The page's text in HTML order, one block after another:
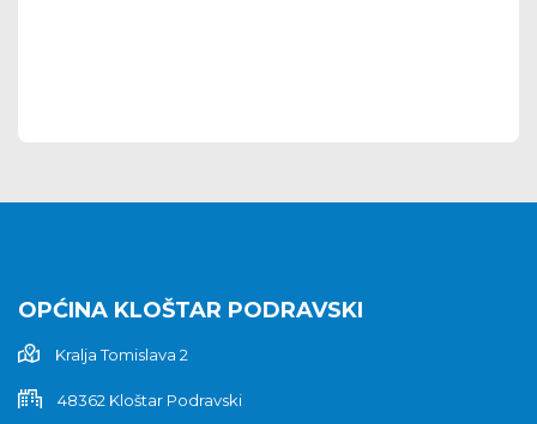
OPĆINA KLOŠTAR PODRAVSKI
Kralja Tomislava 2
48362 Kloštar Podravski